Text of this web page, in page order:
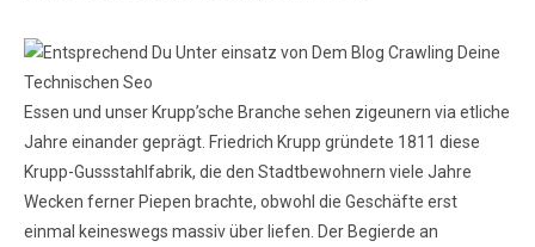
Essen und unser Krupp’sche Branche sehen zigeunern via etliche
Jahre einander geprägt. Friedrich Krupp gründete 1811 diese
Krupp-Gussstahlfabrik, die den Stadtbewohnern viele Jahre
Wecken ferner Piepen brachte, obwohl die Geschäfte erst
einmal keineswegs massiv über liefen. Der Begierde an